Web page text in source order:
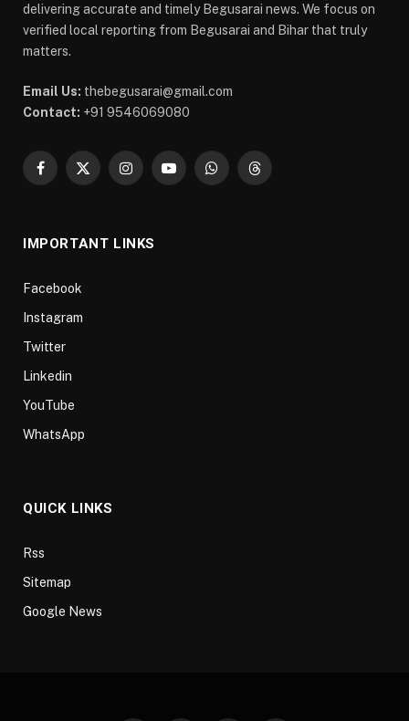
delivering accurate and timely Begusarai news. We focus on
verified local reporting from Begusarai and Bihar that truly
matters.
Email Us: thebegusarai@gmail.com
Contact: +91 9546069080
Facebook
X
InstagramYouTubeWhatsAppThreads
IMPORTANT LINKS
Facebook
Instagram
Twitter
Linkedin
YouTube
WhatsApp
QUICK LINKS
Rss
Sitemap
Google News